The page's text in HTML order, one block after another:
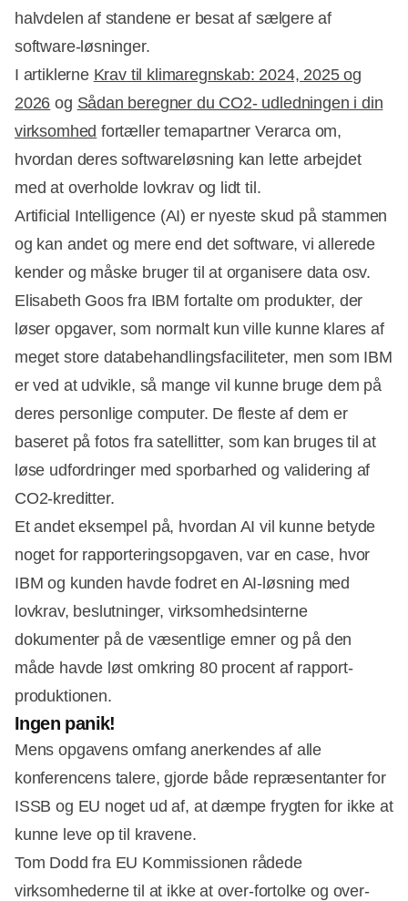
halvdelen af standene er besat af sælgere af
software-løsninger.
I artiklerne Krav til klimaregnskab: 2024, 2025 og
2026 og Sådan beregner du CO2- udledningen i din
virksomhed fortæller temapartner Verarca om,
hvordan deres softwareløsning kan lette arbejdet
med at overholde lovkrav og lidt til.
Artificial Intelligence (AI) er nyeste skud på stammen
og kan andet og mere end det software, vi allerede
kender og måske bruger til at organisere data osv.
Elisabeth Goos fra IBM fortalte om produkter, der
løser opgaver, som normalt kun ville kunne klares af
meget store databehandlingsfaciliteter, men som IBM
er ved at udvikle, så mange vil kunne bruge dem på
deres personlige computer. De fleste af dem er
baseret på fotos fra satellitter, som kan bruges til at
løse udfordringer med sporbarhed og validering af
CO2-kreditter.
Et andet eksempel på, hvordan AI vil kunne betyde
noget for rapporteringsopgaven, var en case, hvor
IBM og kunden havde fodret en AI-løsning med
lovkrav, beslutninger, virksomhedsinterne
dokumenter på de væsentlige emner og på den
måde havde løst omkring 80 procent af rapport-
produktionen.
Ingen panik!
Mens opgavens omfang anerkendes af alle
konferencens talere, gjorde både repræsentanter for
ISSB og EU noget ud af, at dæmpe frygten for ikke at
kunne leve op til kravene.
Tom Dodd fra EU Kommissionen rådede
virksomhederne til at ikke at over-fortolke og over-